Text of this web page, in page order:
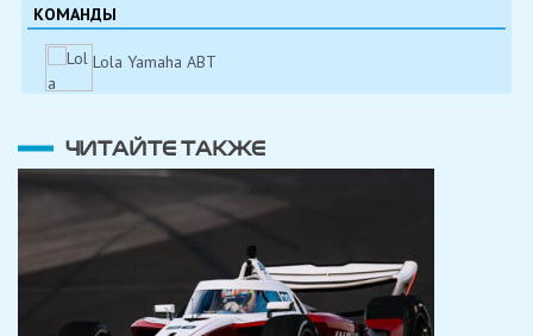
КОМАНДЫ
Lola Yamaha ABT
ЧИТАЙТЕ ТАКЖЕ